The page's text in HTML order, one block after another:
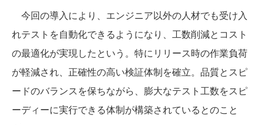
今回の導入により、エンジニア以外の人材でも受け入
れテストを自動化できるようになり、工数削減とコスト
の最適化が実現したという。特にリリース時の作業負荷
が軽減され、正確性の高い検証体制を確立。品質とスピ
ードのバランスを保ちながら、膨大なテスト工数をスピ
ーディーに実行できる体制が構築されているとのこと